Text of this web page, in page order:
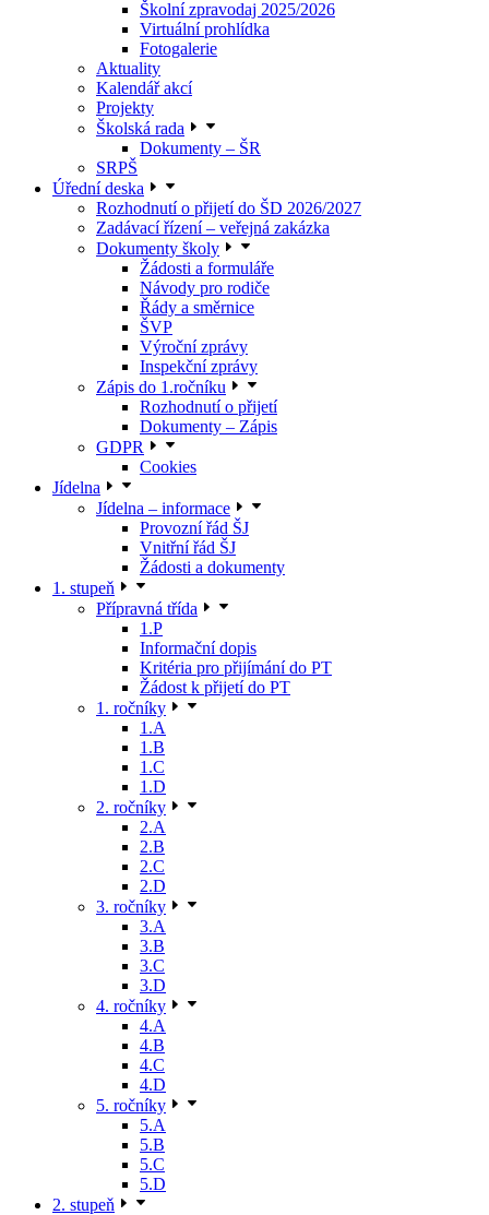
Školní zpravodaj 2025/2026
Virtuální prohlídka
Fotogalerie
Aktuality
Kalendář akcí
Projekty
Školská rada
Dokumenty – ŠR
SRPŠ
Úřední deska
Rozhodnutí o přijetí do ŠD 2026/2027
Zadávací řízení – veřejná zakázka
Dokumenty školy
Žádosti a formuláře
Návody pro rodiče
Řády a směrnice
ŠVP
Výroční zprávy
Inspekční zprávy
Zápis do 1.ročníku
Rozhodnutí o přijetí
Dokumenty – Zápis
GDPR
Cookies
Jídelna
Jídelna – informace
Provozní řád ŠJ
Vnitřní řád ŠJ
Žádosti a dokumenty
1. stupeň
Přípravná třída
1.P
Informační dopis
Kritéria pro přijímání do PT
Žádost k přijetí do PT
1. ročníky
1.A
1.B
1.C
1.D
2. ročníky
2.A
2.B
2.C
2.D
3. ročníky
3.A
3.B
3.C
3.D
4. ročníky
4.A
4.B
4.C
4.D
5. ročníky
5.A
5.B
5.C
5.D
2. stupeň